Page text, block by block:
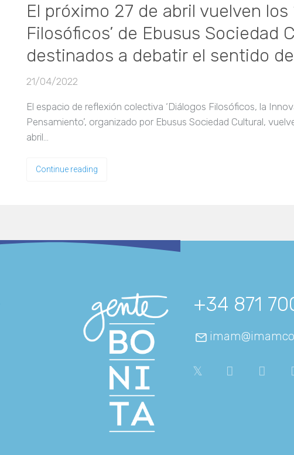
El próximo 27 de abril vuelven los
Filosóficos’ de Ebusus Sociedad
destinados a debatir el sentido
21/04/2022
El espacio de reflexión colectiva ‘Diálogos Filosóficos, la
Pensamiento’, organizado por Ebusus Sociedad Cultural,
abril…
Continue reading
+34 871